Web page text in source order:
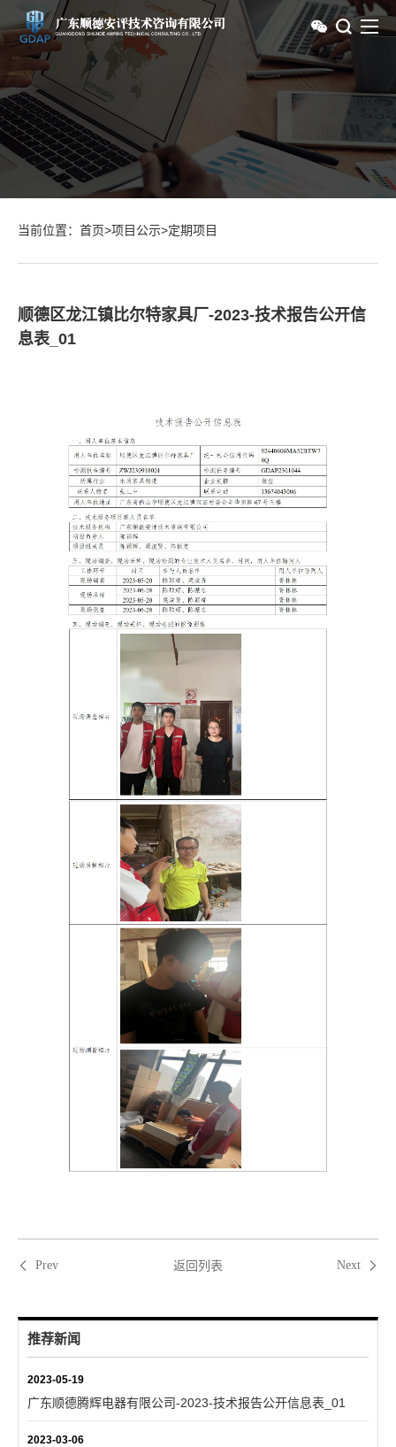
当前位置： 首页>项目公示>定期项目
顺德区龙江镇比尔特家具厂-2023-技术报告公开信
息表_01
Prev 返回列表 Next
推荐新闻
2023-05-19
广东顺德腾辉电器有限公司-2023-技术报告公开信息表_01
2023-03-06